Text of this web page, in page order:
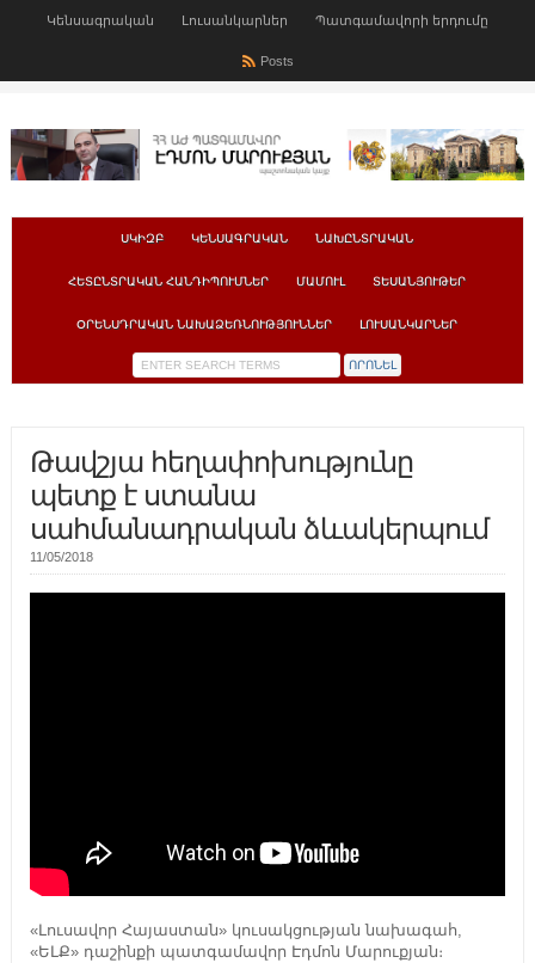
Կենսագրական Լուսանկարներ Պատգամավորի երդումը
Posts
ՍԿԻԶԲ ԿԵՆՍԱԳՐԱԿԱՆ ՆԱԽԸՆՏՐԱԿԱՆ
ՀԵՏԸՆՏՐԱԿԱՆ ՀԱՆԴԻՊՈՒՄՆԵՐ ՄԱՄՈՒԼ ՏԵՍԱՆՅՈՒԹԵՐ
ՕՐԵՆՍԴՐԱԿԱՆ ՆԱԽԱՁԵՌՆՈՒԹՅՈՒՆՆԵՐ ԼՈՒՍԱՆԿԱՐՆԵՐ
Թավշյա հեղափոխությունը
պետք է ստանա
սահմանադրական ձևակերպում
11/05/2018
«Լուսավոր Հայաստան» կուսակցության նախագահ,
«ԵԼՔ» դաշինքի պատգամավոր Էդմոն Մարուքյան։